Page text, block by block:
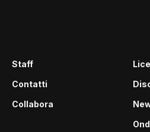
Staff
Contatti
Collabora